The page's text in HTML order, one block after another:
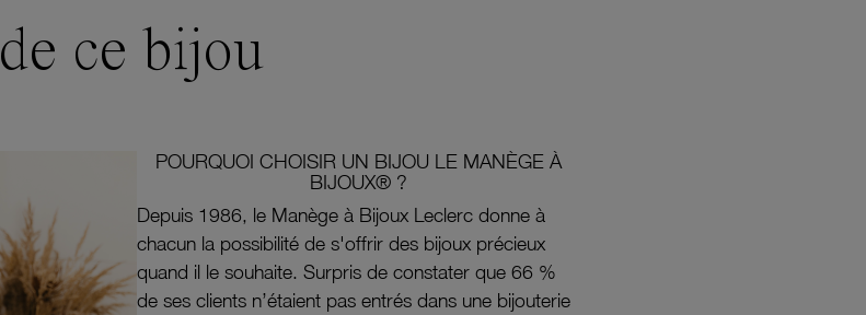
de ce bijou
POURQUOI CHOISIR UN BIJOU LE MANÈGE À
BIJOUX® ?
Depuis 1986, le Manège à Bijoux Leclerc donne à
chacun la possibilité de s'offrir des bijoux précieux
quand il le souhaite. Surpris de constater que 66 %
de ses clients n’étaient pas entrés dans une bijouterie